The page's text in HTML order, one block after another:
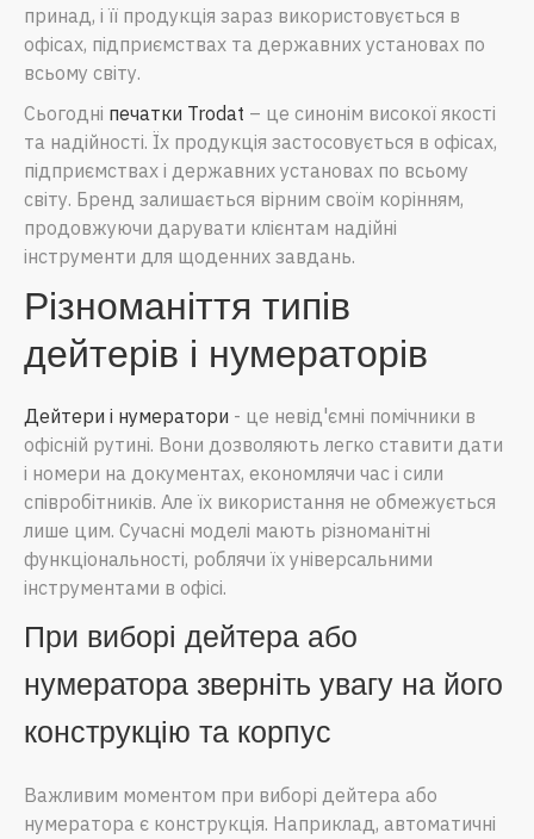
принад, і її продукція зараз використовується в
офісах, підприємствах та державних установах по
всьому світу.
Сьогодні печатки Trodat – це синонім високої якості
та надійності. Їх продукція застосовується в офісах,
підприємствах і державних установах по всьому
світу. Бренд залишається вірним своїм корінням,
продовжуючи дарувати клієнтам надійні
інструменти для щоденних завдань.
Різноманіття типів
дейтерів і нумераторів
Дейтери і нумератори - це невід'ємні помічники в
офісній рутині. Вони дозволяють легко ставити дати
і номери на документах, економлячи час і сили
співробітників. Але їх використання не обмежується
лише цим. Сучасні моделі мають різноманітні
функціональності, роблячи їх універсальними
інструментами в офісі.
При виборі дейтера або
нумератора зверніть увагу на його
конструкцію та корпус
Важливим моментом при виборі дейтера або
нумератора є конструкція. Наприклад, автоматичні